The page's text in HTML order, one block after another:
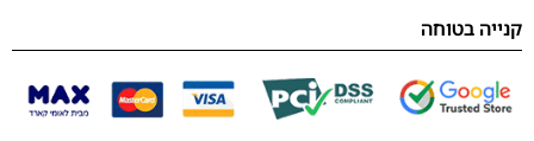
קנייה בטוחה